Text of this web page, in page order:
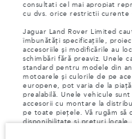
consultati cel mai apropiat
cu dvs. orice restrictii curente
Jaguar Land Rover Limited
îmbunătăți specificațiile,
accesoriile și modificările au
schimbări fără preaviz. Unele
standard pentru modele din
motoarele și culorile de pe
europene, pot varia de la
prealabilă. Unele vehicule
accesorii cu montare la
pe toate piețele. Vă rugăm
disponibilitate și prețuri locale.